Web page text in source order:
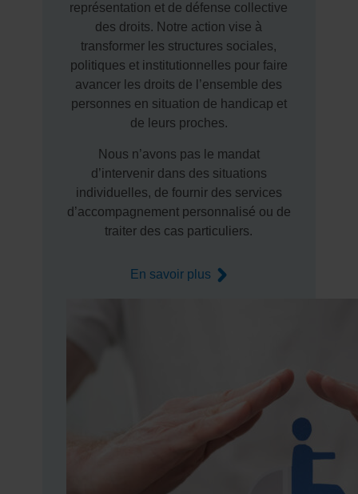
représentation et de défense collective
des droits. Notre action vise à
transformer les structures sociales,
politiques et institutionnelles pour faire
avancer les droits de l’ensemble des
personnes en situation de handicap et
de leurs proches.
Nous n’avons pas le mandat
d’intervenir dans des situations
individuelles, de fournir des services
d’accompagnement personnalisé ou de
traiter des cas particuliers.
En savoir plus